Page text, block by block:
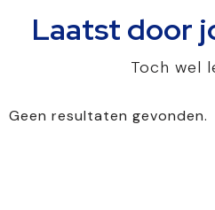
Laatst door
Toch wel
Geen resultaten gevonden.